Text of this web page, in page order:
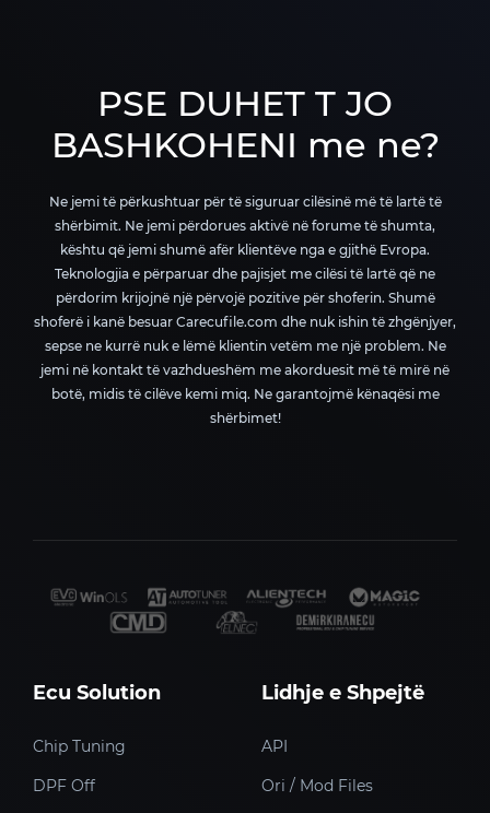
PSE DUHET T JO
BASHKOHENI me ne?
Ne jemi të përkushtuar për të siguruar cilësinë më të lartë të
shërbimit. Ne jemi përdorues aktivë në forume të shumta,
kështu që jemi shumë afër klientëve nga e gjithë Evropa.
Teknologjia e përparuar dhe pajisjet me cilësi të lartë që ne
përdorim krijojnë një përvojë pozitive për shoferin. Shumë
shoferë i kanë besuar Carecufile.com dhe nuk ishin të zhgënjyer,
sepse ne kurrë nuk e lëmë klientin vetëm me një problem. Ne
jemi në kontakt të vazhdueshëm me akorduesit më të mirë në
botë, midis të cilëve kemi miq. Ne garantojmë kënaqësi me
shërbimet!
Ecu Solution
Chip Tuning
DPF Off
Lidhje e Shpejtë
API
Ori / Mod Files